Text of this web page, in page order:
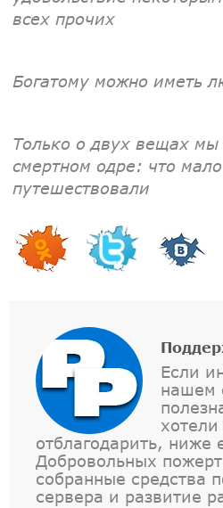
всех прочих
Богатому можно иметь
Только о двух вещах мы
смертном одре: что
путешествовали
Если
нашем
отблагодарить, ниже
Добровольных
собранные средства
сервера и развитие